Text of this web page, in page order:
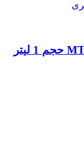
روغن گیربکس دستی ادینول MTF 75W80 حجم 1 لیتر